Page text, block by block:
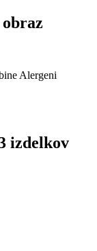
Alergeni
izdelkov